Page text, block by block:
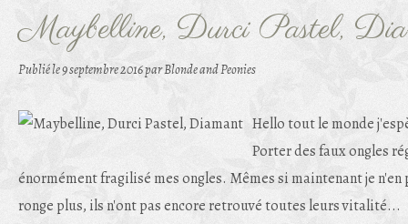
Maybelline, Durci Pastel,
Publié le9 septembre 2016par Blonde and Peonies
Hello tout le monde
Porter des faux ongles
énormément fragilisé mes ongles. Mêmes si maintenant je n'en
ronge plus, ils n'ont pas encore retrouvé toutes leurs vitalité...